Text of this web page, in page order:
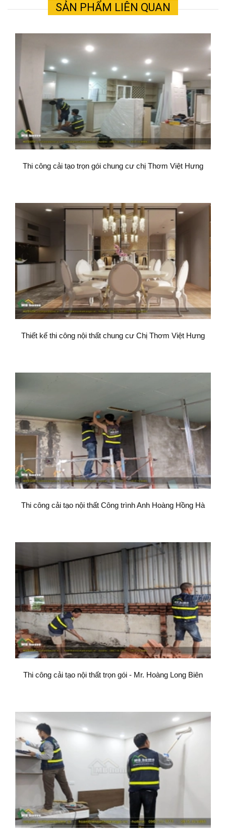
SẢN PHẨM LIÊN QUAN
Thi công cải tạo trọn gói chung cư chị Thơm Việt Hưng
Thiết kế thi công nội thất chung cư Chị Thơm Việt Hưng
Thi công cải tạo nội thất Công trình Anh Hoàng Hồng Hà
Thi công cải tạo nội thất trọn gói - Mr. Hoàng Long Biên